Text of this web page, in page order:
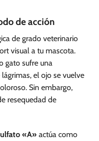
de acción
de grado veterinario
visual a tu mascota.
gato sufre una
el ojo se vuelve
Sin embargo,
resequedad de
«A» actúa como